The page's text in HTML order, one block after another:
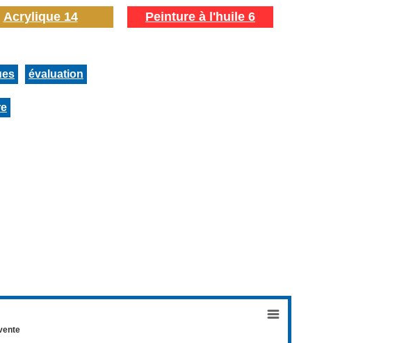
Acrylique 14 Peinture à l'huile 6
évaluation